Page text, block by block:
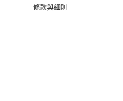
條款與細則